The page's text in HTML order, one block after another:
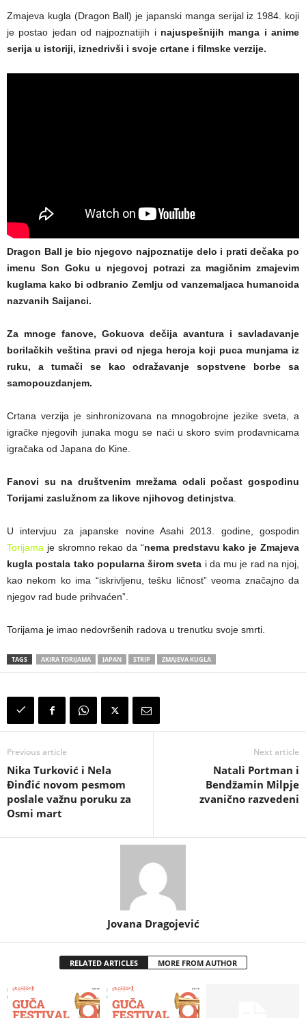
Zmajeva kugla (Dragon Ball) je japanski manga serijal iz 1984. koji
je postao jedan od najpoznatijih i najuspešnijih manga i anime
serija u istoriji, iznedrivši i svoje crtane i filmske verzije.
Dragon Ball je bio njegovo najpoznatije delo i prati dečaka po
imenu Son Goku u njegovoj potrazi za magičnim zmajevim
kuglama kako bi odbranio Zemlju od vanzemaljaca humanoida
nazvanih Saijanci.
Za mnoge fanove, Gokuova dečija avantura i savladavanje
borilačkih veština pravi od njega heroja koji puca munjama iz
ruku, a tumači se kao odražavanje sopstvene borbe sa
samopouzdanjem.
Crtana verzija je sinhronizovana na mnogobrojne jezike sveta, a
igračke njegovih junaka mogu se naći u skoro svim prodavnicama
igračaka od Japana do Kine.
Fanovi su na društvenim mrežama odali počast gospodinu
Torijami zaslužnom za likove njihovog detinjstva
U intervjuu za japanske novine Asahi 2013. godine, gospodin
Torijama je skromno rekao da “nema predstavu kako je Zmajeva
kugla postala tako popularna širom sveta i da mu je rad na njoj,
kao nekom ko ima “iskrivljenu, tešku ličnost” veoma značajno da
njegov rad bude prihvaćen”.
Torijama je imao nedovršenih radova u trenutku svoje smrti.
TAGS AKIRA TORIJAMA JAPAN STRIP ZMAJEVA KUGLA
Previous article
Nika Turković i Nela
Đinđić novom pesmom
poslale važnu poruku za
Osmi mart
Next article
Natali Portman i
Bendžamin Milpje
zvanično razvedeni
Jovana Dragojević
RELATED ARTICLES MORE FROM AUTHOR